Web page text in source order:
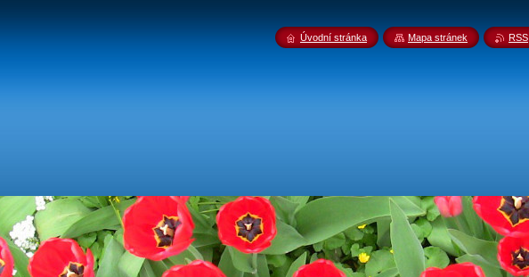
Úvodní stránka Mapa stránek RSS